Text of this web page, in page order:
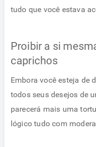
tudo que você estava
Proibir a si
caprichos
Embora você esteja de
todos seus desejos de
parecerá mais uma
lógico tudo com